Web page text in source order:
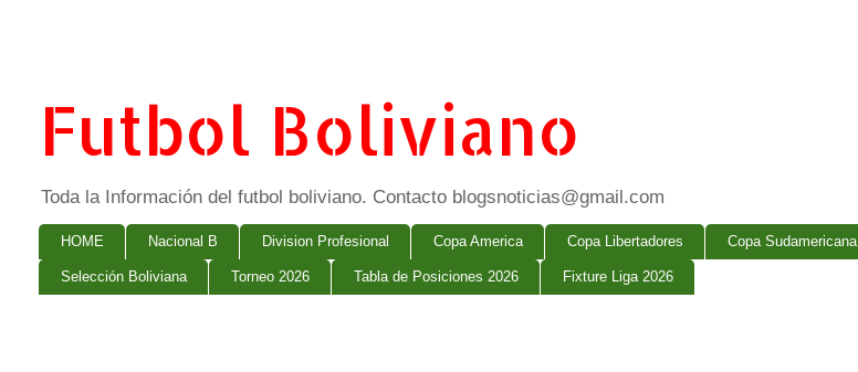
Futbol Boliviano
Toda la Información del futbol boliviano. Contacto blogsnoticias@gmail.com
HOME Nacional B Division Profesional Copa America Copa Libertadores Copa Sudamericana
Selección Boliviana Torneo 2026 Tabla de Posiciones 2026 Fixture Liga 2026